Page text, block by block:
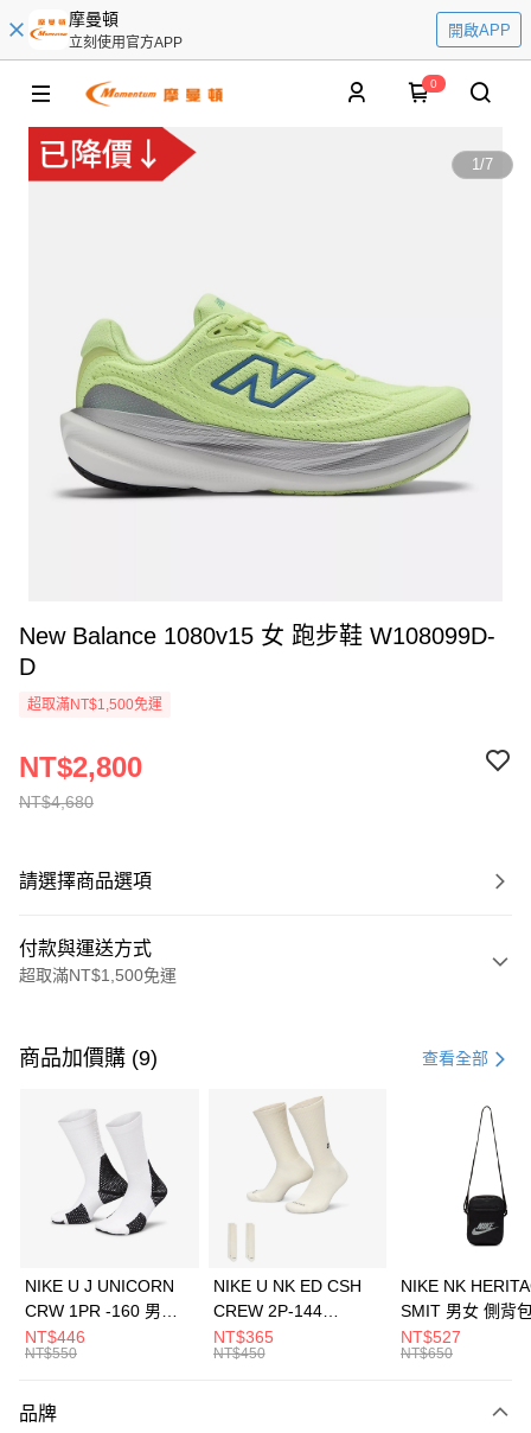
摩曼頓
立刻使用官方APP
開啟APP
0
1/7
New Balance 1080v15 女 跑步鞋 W108099D-
D
超取滿NT$1,500免運
NT$4,680
NT$2,800
請選擇商品選項
付款與運送方式
超取滿NT$1,500免運
信用卡一次付款
3 期 0 利率 每期 21家銀行
合作金庫商業銀行
第一商業銀行
華南商業銀行
彰化商業銀行
上海商業儲蓄銀行
元大商業銀行
台灣樂天信用卡公司
Apple Pay
全盈+PAY
AFTEE先享後付
【關於「AFTEE先享後付」】
商品加價購 (9) 查看全部
NIKE U J UNICORN
CRW 1PR -160 男女
中統襪 FZ3393100
NT$446
NT$550
NIKE U NK ED CSH
CREW 2P-144
EMBRDY 男女 短統襪
FZ3073133
NT$365
NT$450
NIKE NK
SMIT 男女 側背
BA5871010
NT$527
NT$650
品牌